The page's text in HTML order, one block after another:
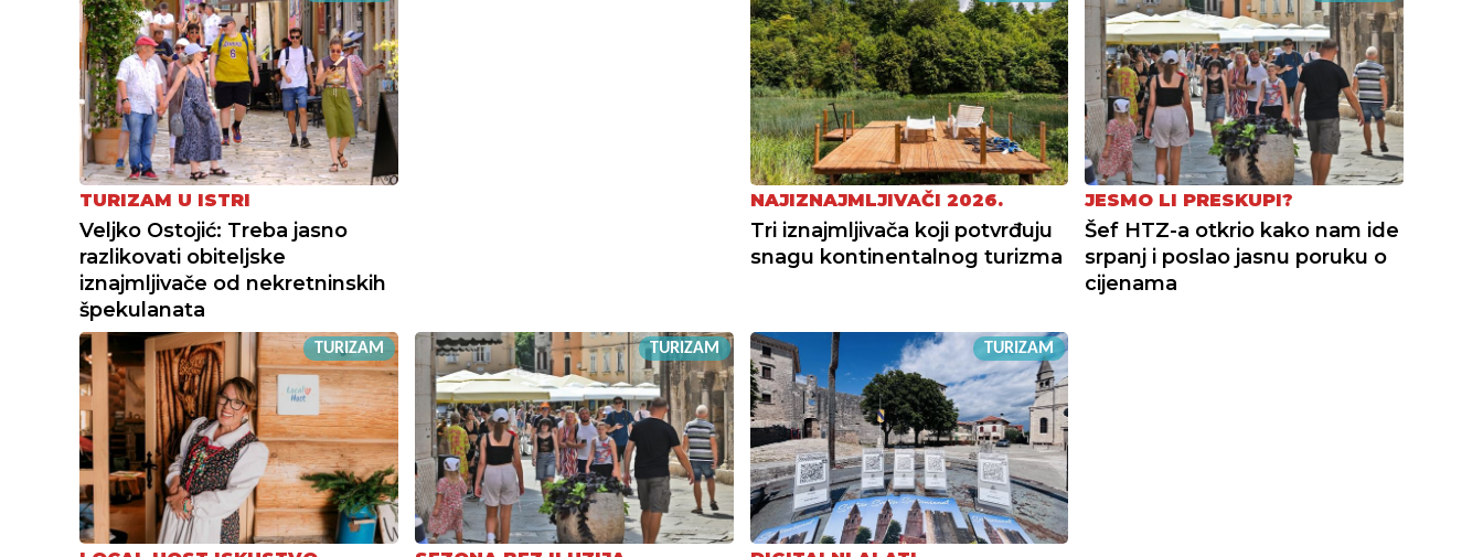
TURIZAM U ISTRI
Veljko Ostojić: Treba jasno
razlikovati obiteljske
iznajmljivače od nekretninskih
špekulanata
NAJIZNAJMLJIVAČI 2026.
Tri iznajmljivača koji potvrđuju
snagu kontinentalnog turizma
JESMO LI PRESKUPI?
Šef HTZ-a otkrio kako nam ide
srpanj i poslao jasnu poruku o
cijenama
TURIZAM TURIZAM TURIZAM